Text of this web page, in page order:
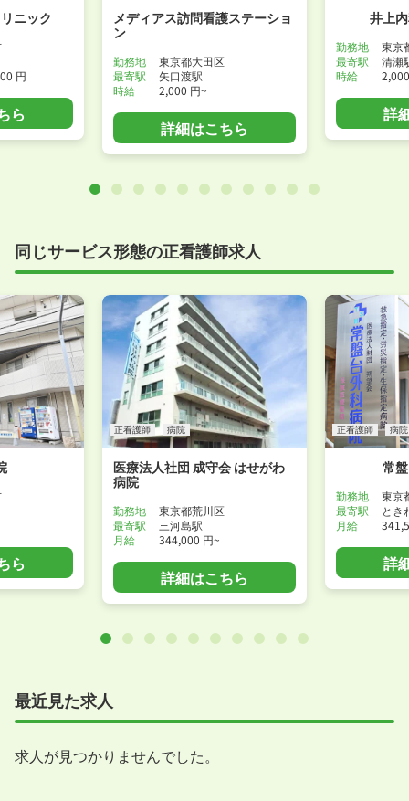
ニック
円
ら
メディアス訪問看護ステーショ
ン
勤務地
東京都大田区
最寄駅
矢口渡駅
時給
2,000 円~
詳細はこちら
井上
勤務地
東京
最寄駅
清瀬
時給
詳
同じサービス形態の正看護師求人
ら
正看護師 病院
医療法人社団 成守会 はせがわ
病院
勤務地
東京都荒川区
最寄駅
三河島駅
月給
344,000 円~
詳細はこちら
正看護師 病院
常
勤務地
東京
最寄駅
とき
月給
詳
最近見た求人
求人が見つかりませんでした。